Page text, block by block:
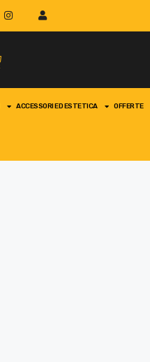
ACCESSORI ED ESTETICA OFFERTE